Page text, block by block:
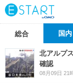
総合 国内
北アルプ
確認
08月09日 21